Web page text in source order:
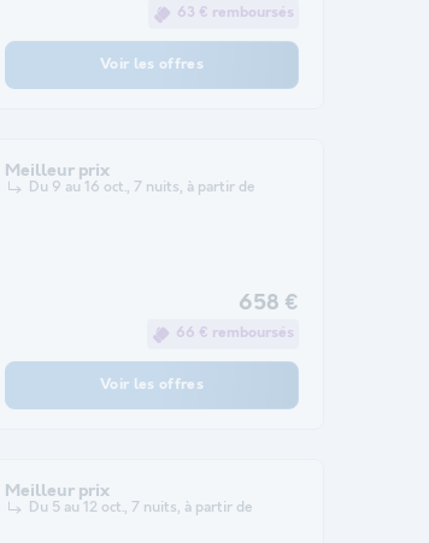
63 € remboursés
Voir les offres
Meilleur prix
Du 9 au 16 oct., 7 nuits, à partir de
658 €
66 € remboursés
Voir les offres
Meilleur prix
Du 5 au 12 oct., 7 nuits, à partir de